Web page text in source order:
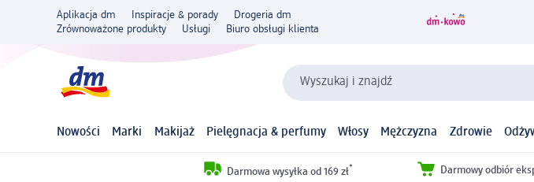
Aplikacja dm Inspiracje & porady
Drogeria dm
Zrównoważone produkty
Usługi Biuro obsługi klienta
Wyszukaj i znajdź
Nowości Marki Makijaż Pielęgnacja & perfumy Włosy Mężczyzna Zdrowie
Darmowa wysyłka od 169 zł* Darmowy odbiór